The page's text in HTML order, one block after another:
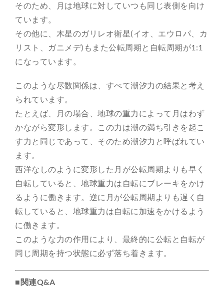
そのため、月は地球に対していつも同じ表側を向け
ています。
その他に、木星のガリレオ衛星(イオ、エウロパ、カ
リスト、ガニメデ)もまた公転周期と自転周期が1:1
になっています。
このような尽数関係は、すべて潮汐力の結果と考え
られています。
たとえば、月の場合、地球の重力によって月はわず
かながら変形します。この力は潮の満ち引きを起こ
す力と同じであって、そのため潮汐力と呼ばれてい
ます。
西洋なしのように変形した月が公転周期よりも早く
自転していると、地球重力は自転にブレーキをかけ
るように働きます。逆に月が公転周期よりも遅く自
転していると、地球重力は自転に加速をかけるよう
に働きます。
このような力の作用により、最終的に公転と自転が
同じ周期を持つ状態に必ず落ち着きます。
■関連Q&A